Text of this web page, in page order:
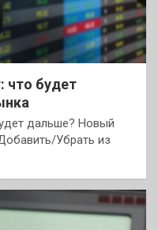
будет
дальше? Новый
Убрать из